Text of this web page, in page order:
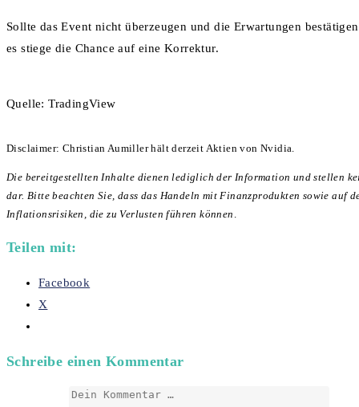
Sollte das Event nicht überzeugen und die Erwartungen
es stiege die Chance auf eine Korrektur.
Quelle: TradingView
Disclaimer: Christian Aumiller hält derzeit Aktien von Nvidia.
Die bereitgestellten Inhalte dienen lediglich der Information und stellen
dar. Bitte beachten Sie, dass das Handeln mit Finanzprodukten sowie
Inflationsrisiken, die zu Verlusten führen können
Teilen mit:
Facebook
X
Schreibe einen Kommentar